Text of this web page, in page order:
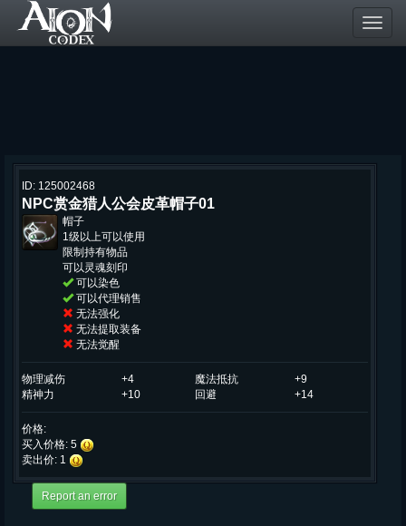
ID: 125002468
NPC赏金猎人公会皮革帽子01
帽子
1级以上可以使用
限制持有物品
可以灵魂刻印
可以染色
可以代理销售
无法强化
无法提取装备
无法觉醒
物理减伤 +4 魔法抵抗
+9
精神力
+10 回避 +14
价格:
买入价格: 5
卖出价: 1